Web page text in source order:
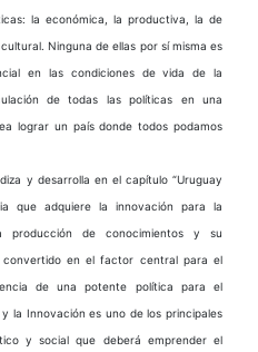
la económica, la productiva, la de
Ninguna de ellas por sí misma es
en las condiciones de vida de la
de todas las políticas en una
lograr un país donde todos podamos
y desarrolla en el capítulo “Uruguay
que adquiere la innovación para la
producción de conocimientos y su
en el factor central para el
de una potente política para el
la Innovación es uno de los principales
y social que deberá emprender el